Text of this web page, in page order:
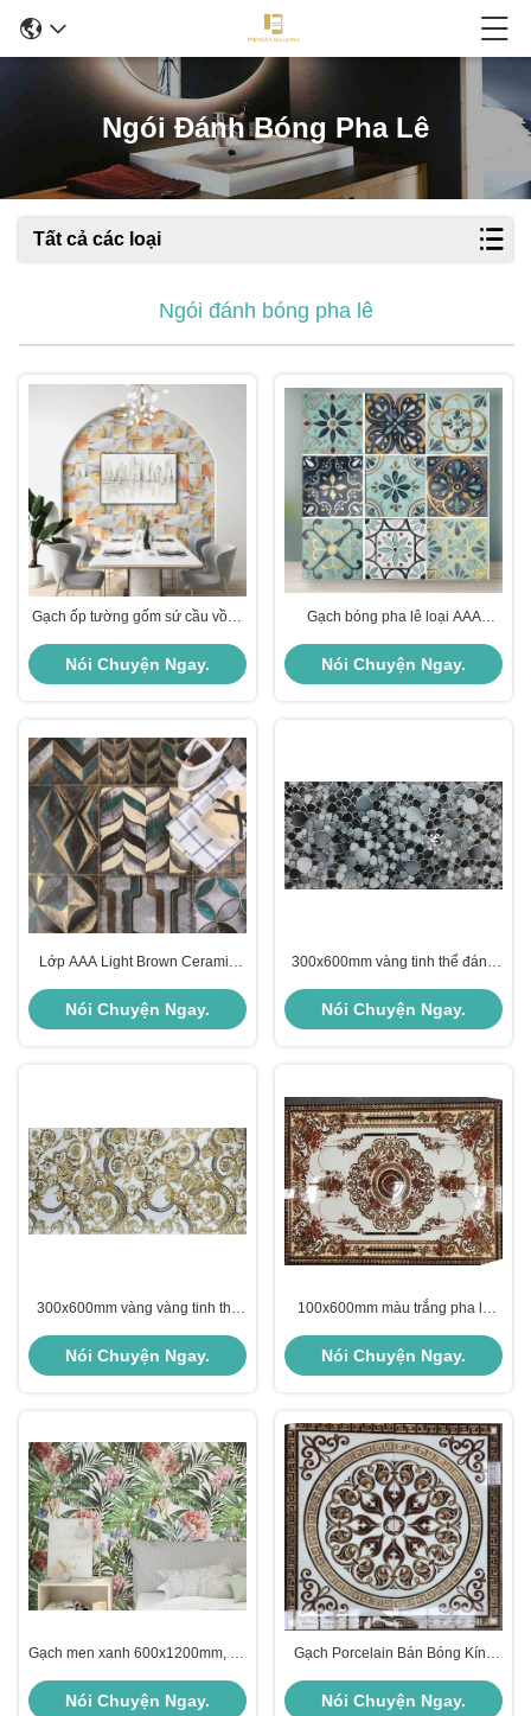
Ngói Đánh Bóng Pha Lê
Tất cả các loại
Ngói đánh bóng pha lê
Gạch ốp tường gốm sứ cầu vồng
thất
Nói Chuyện Ngay.
Gạch bóng pha lê loại AAA
Nói Chuyện Ngay.
Lớp AAA Light Brown Ceramic
Nói Chuyện Ngay.
300x600mm vàng tinh thể đánh
trọng
Nói Chuyện Ngay.
300x600mm vàng vàng tinh thể
ngoài
Nói Chuyện Ngay.
100x600mm màu trắng pha lê
Nói Chuyện Ngay.
Gạch men xanh 600x1200mm, độ
thất
Nói Chuyện Ngay.
Gạch Porcelain Bán Bóng Kính
Nói Chuyện Ngay.